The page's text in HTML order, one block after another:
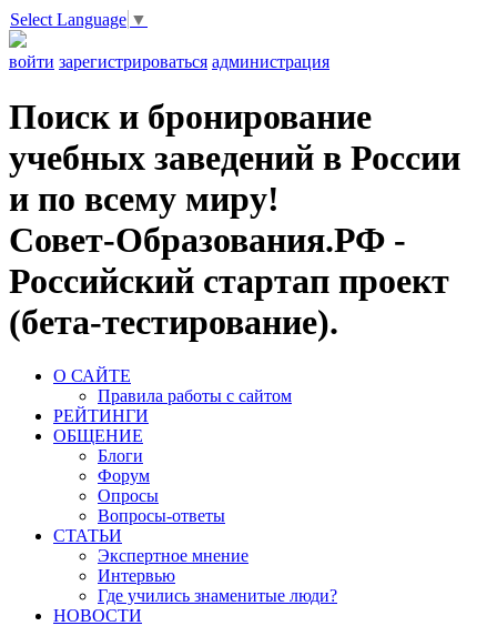
Select Language ▼
войти зарегистрироваться администрация
Поиск и бронирование
учебных заведений в России
и по всему миру!
Совет-Образования.РФ -
Российский стартап проект
(бета-тестирование).
О САЙТЕ
Правила работы с сайтом
РЕЙТИНГИ
ОБЩЕНИЕ
Блоги
Форум
Опросы
Вопросы-ответы
СТАТЬИ
Экспертное мнение
Интервью
Где учились знаменитые люди?
НОВОСТИ